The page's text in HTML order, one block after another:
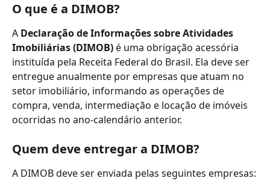
O que é a DIMOB?
A Declaração de Informações sobre Atividades
Imobiliárias (DIMOB) é uma obrigação acessória
instituída pela Receita Federal do Brasil. Ela deve ser
entregue anualmente por empresas que atuam no
setor imobiliário, informando as operações de
compra, venda, intermediação e locação de imóveis
ocorridas no ano-calendário anterior.
Quem deve entregar a DIMOB?
A DIMOB deve ser enviada pelas seguintes empresas: